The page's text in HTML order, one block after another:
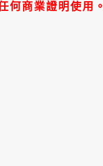
何商業證明使用